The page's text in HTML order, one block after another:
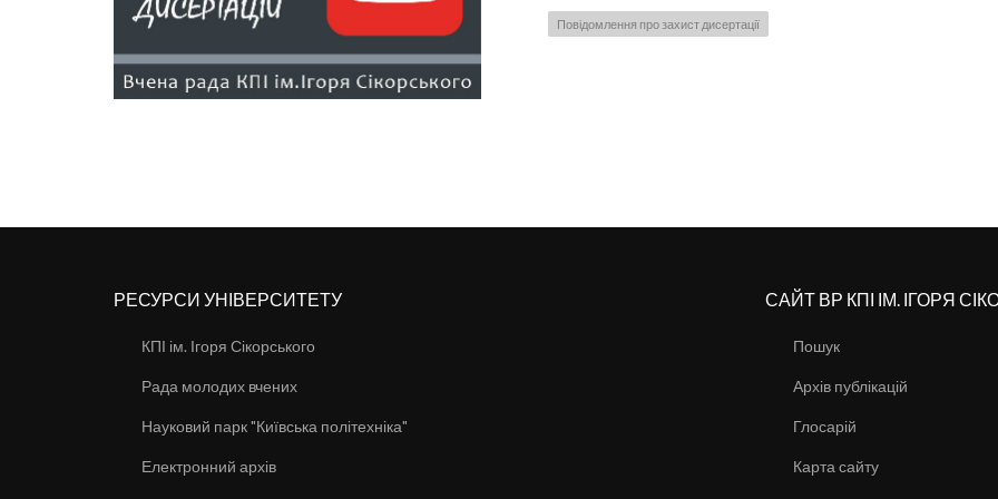
Повідомлення про захист дисертації
РЕСУРСИ УНІВЕРСИТЕТУ
КПІ ім. Ігоря Сікорського
Рада молодих вчених
Науковий парк "Київська політехніка"
Електронний архів
САЙТ ВР КПІ ІМ. ІГОРЯ
Пошук
Архів публікацій
Глосарій
Карта сайту